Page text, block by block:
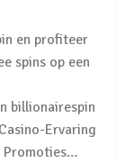
en profiteer
spins op een
billionairespin
Ervaring
Promoties…